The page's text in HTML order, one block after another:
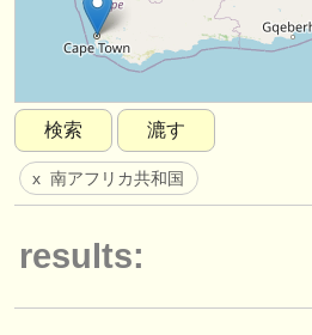
コンクール
盗まれた楽器
ディレクトリー:
音楽学校
検索
漉す
x 南アフリカ共和国
results: